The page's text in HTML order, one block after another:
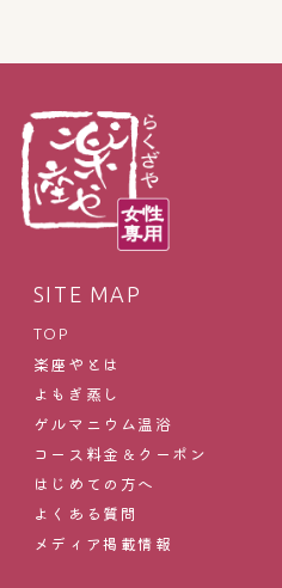
SITE MAP
TOP
楽座やとは
よもぎ蒸し
ゲルマニウム温浴
コース料金＆クーポン
はじめての方へ
よくある質問
メディア掲載情報